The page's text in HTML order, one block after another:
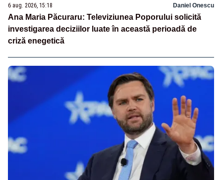
6 aug. 2026, 15:18 Daniel Onescu
Ana Maria Păcuraru: Televiziunea Poporului solicită
investigarea deciziilor luate în această perioadă de
criză enegetică